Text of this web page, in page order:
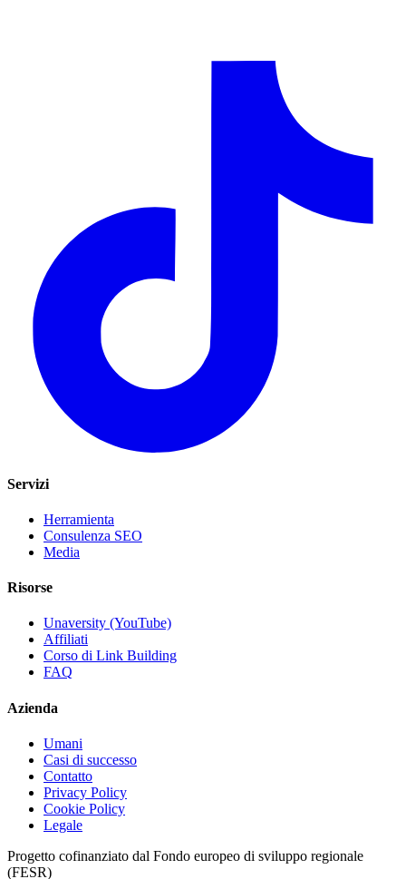
Servizi
Herramienta
Consulenza SEO
Media
Risorse
Unaversity (YouTube)
Affiliati
Corso di Link Building
FAQ
Azienda
Umani
Casi di successo
Contatto
Privacy Policy
Cookie Policy
Legale
Progetto cofinanziato dal Fondo europeo di sviluppo regionale
(FESR)